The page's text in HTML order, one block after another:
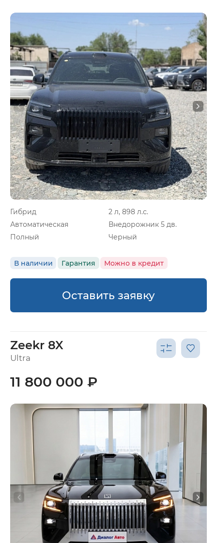
Гибрид
2 л, 898 л.с.
Автоматическая
Внедорожник 5 дв.
Полный
Черный
В наличии Гарантия Можно в кредит
Оставить заявку
Zeekr 8X
Ultra
11 800 000 ₽